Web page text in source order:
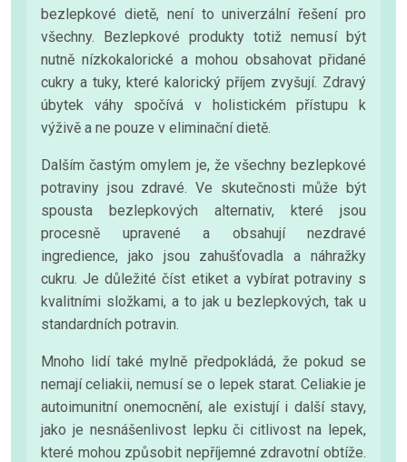
bezlepkové dietě, není to univerzální řešení pro
všechny. Bezlepkové produkty totiž nemusí být
nutně nízkokalorické a mohou obsahovat přidané
cukry a tuky, které kalorický příjem zvyšují. Zdravý
úbytek váhy spočívá v holistickém přístupu k
výživě a ne pouze v eliminační dietě.
Dalším častým omylem je, že všechny bezlepkové
potraviny jsou zdravé. Ve skutečnosti může být
spousta bezlepkových alternativ, které jsou
procesně upravené a obsahují nezdravé
ingredience, jako jsou zahušťovadla a náhražky
cukru. Je důležité číst etiket a vybírat potraviny s
kvalitními složkami, a to jak u bezlepkových, tak u
standardních potravin.
Mnoho lidí také mylně předpokládá, že pokud se
nemají celiakii, nemusí se o lepek starat. Celiakie je
autoimunitní onemocnění, ale existují i další stavy,
jako je nesnášenlivost lepku či citlivost na lepek,
které mohou způsobit nepříjemné zdravotní obtíže.